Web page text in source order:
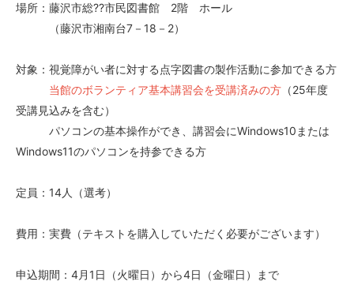
場所：藤沢市総??市民図書館 2階 ホール
（藤沢市湘南台7－18－2）
対象：視覚障がい者に対する点字図書の製作活動に参加できる方
当館のボランティア基本講習会を受講済みの方 （25年度
受講見込みを含む）
パソコンの基本操作ができ、講習会にWindows10または
Windows11のパソコンを持参できる方
定員：14人（選考）
費用：実費（テキストを購入していただく必要がございます）
申込期間：4月1日（火曜日）から4日（金曜日）まで